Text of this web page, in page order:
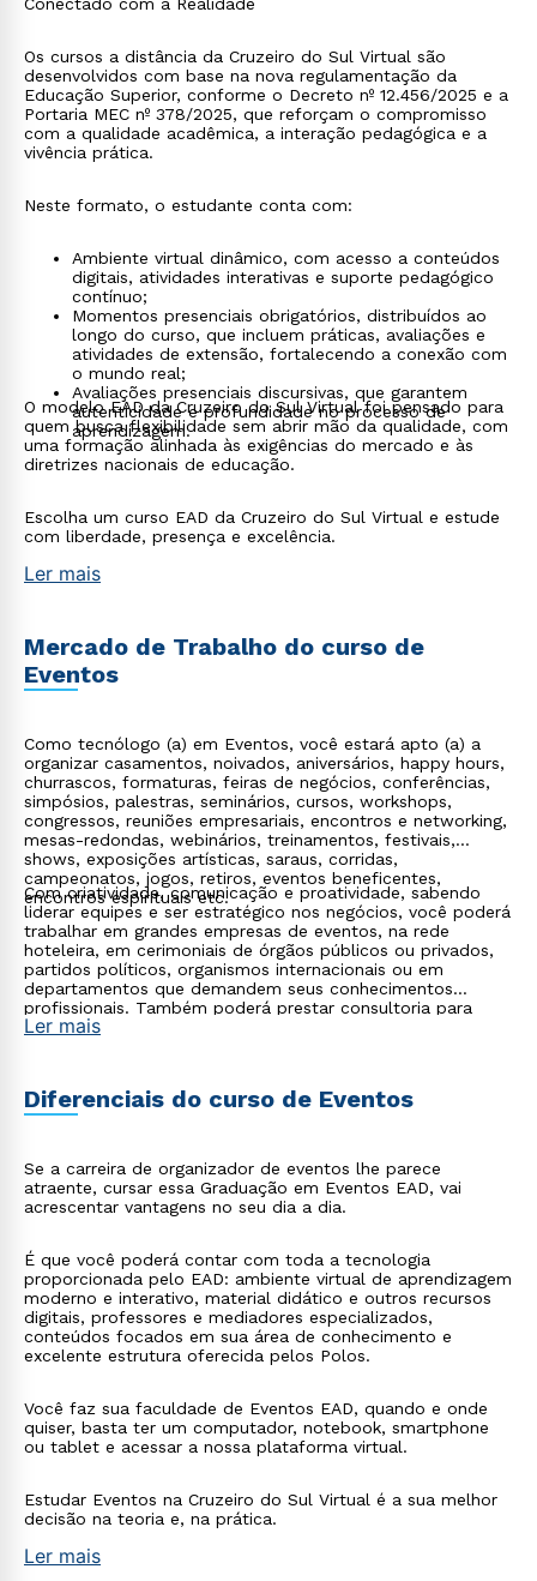
Os cursos a distância da Cruzeiro do Sul Virtual são
desenvolvidos com base na nova regulamentação da
Educação Superior, conforme o Decreto nº 12.456/2025 e a
Portaria MEC nº 378/2025, que reforçam o compromisso
com a qualidade acadêmica, a interação pedagógica e a
vivência prática.
Neste formato, o estudante conta com:
Ambiente virtual dinâmico, com acesso a conteúdos
digitais, atividades interativas e suporte pedagógico
contínuo;
Momentos presenciais obrigatórios, distribuídos ao
longo do curso, que incluem práticas, avaliações e
atividades de extensão, fortalecendo a conexão com
o mundo real;
Avaliações presenciais discursivas, que garantem
autenticidade e profundidade no processo de
aprendizagem.
O modelo EAD da Cruzeiro do Sul Virtual foi pensado para
quem busca flexibilidade sem abrir mão da qualidade, com
uma formação alinhada às exigências do mercado e às
diretrizes nacionais de educação.
Escolha um curso EAD da Cruzeiro do Sul Virtual e estude
com liberdade, presença e excelência.
Ler mais
Mercado de Trabalho do curso de
Eventos
Como tecnólogo (a) em Eventos, você estará apto (a) a
organizar casamentos, noivados, aniversários, happy hours,
churrascos, formaturas, feiras de negócios, conferências,
simpósios, palestras, seminários, cursos, workshops,
congressos, reuniões empresariais, encontros e networking,
mesas-redondas, webinários, treinamentos, festivais,
shows, exposições artísticas, saraus, corridas,
campeonatos, jogos, retiros, eventos beneficentes,
encontros espirituais etc.
Com criatividade, comunicação e proatividade, sabendo
liderar equipes e ser estratégico nos negócios, você poderá
trabalhar em grandes empresas de eventos, na rede
hoteleira, em cerimoniais de órgãos públicos ou privados,
partidos políticos, organismos internacionais ou em
departamentos que demandem seus conhecimentos
profissionais. Também poderá prestar consultoria para
empresas de turismo.
Ler mais
Diferenciais do curso de Eventos
Se a carreira de organizador de eventos lhe parece
atraente, cursar essa Graduação em Eventos EAD, vai
acrescentar vantagens no seu dia a dia.
É que você poderá contar com toda a tecnologia
proporcionada pelo EAD: ambiente virtual de aprendizagem
moderno e interativo, material didático e outros recursos
digitais, professores e mediadores especializados,
conteúdos focados em sua área de conhecimento e
excelente estrutura oferecida pelos Polos.
Você faz sua faculdade de Eventos EAD, quando e onde
quiser, basta ter um computador, notebook, smartphone
ou tablet e acessar a nossa plataforma virtual.
Estudar Eventos na Cruzeiro do Sul Virtual é a sua melhor
decisão na teoria e, na prática.
Ler mais